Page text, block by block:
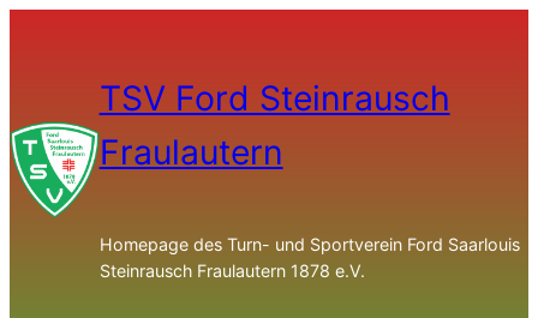
TSV Ford Steinrausch
Fraulautern
Homepage des Turn- und Sportverein Ford Saarlouis
Steinrausch Fraulautern 1878 e.V.